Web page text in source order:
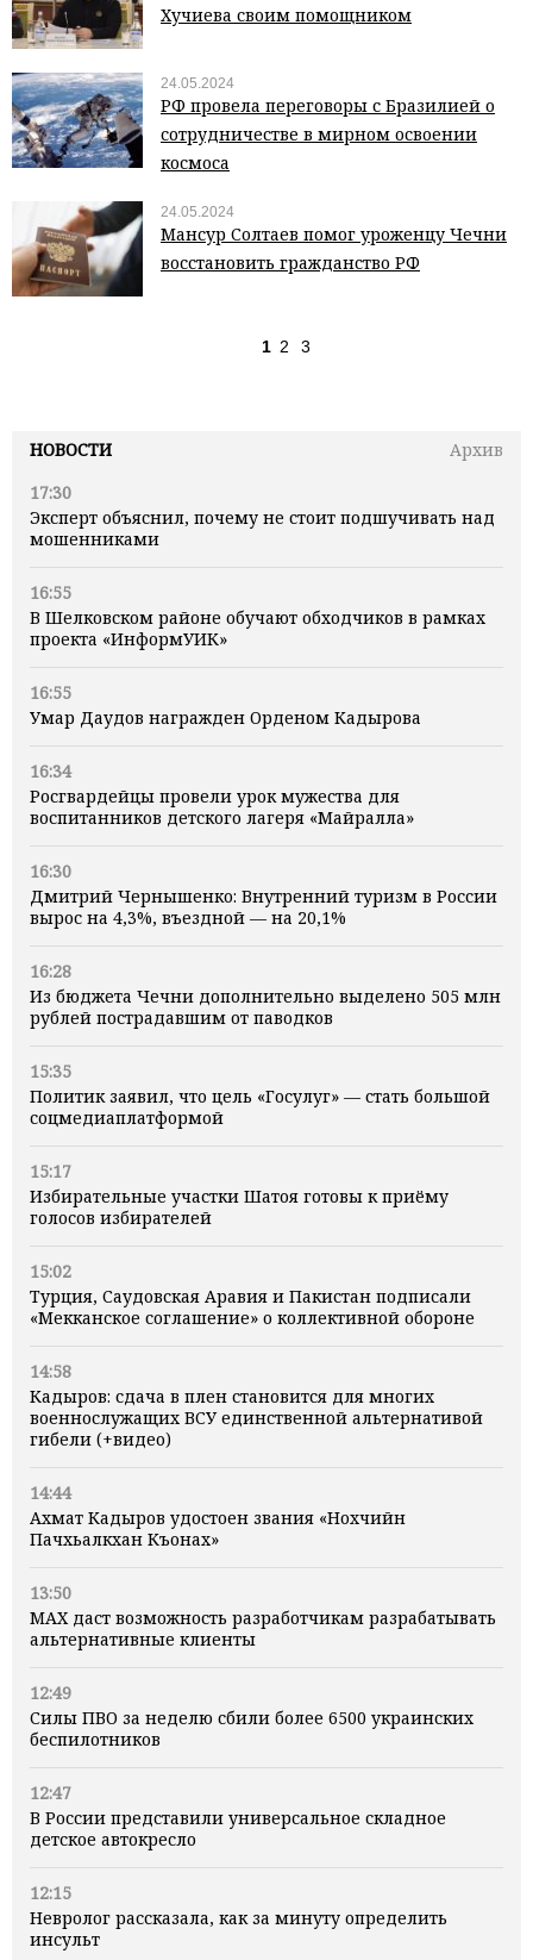
НОВОСТИ
Архив
17:30
Эксперт объяснил, почему не стоит подшучивать над
мошенниками
16:55
В Шелковском районе обучают обходчиков в рамках
проекта «ИнформУИК»
16:55
Умар Даудов награжден Орденом Кадырова
16:34
Росгвардейцы провели урок мужества для
воспитанников детского лагеря «Майралла»
16:30
Дмитрий Чернышенко: Внутренний туризм в России
вырос на 4,3%, въездной — на 20,1%
16:28
Из бюджета Чечни дополнительно выделено 505 млн
рублей пострадавшим от паводков
15:35
Политик заявил, что цель «Госулуг» — стать большой
соцмедиаплатформой
15:17
Избирательные участки Шатоя готовы к приёму
голосов избирателей
15:02
Турция, Саудовская Аравия и Пакистан подписали
«Мекканское соглашение» о коллективной обороне
14:58
Кадыров: сдача в плен становится для многих
военнослужащих ВСУ единственной альтернативой
гибели (+видео)
14:44
Ахмат Кадыров удостоен звания «Нохчийн
Пачхьалкхан Къонах»
13:50
MAX даст возможность разработчикам разрабатывать
альтернативные клиенты
12:49
Силы ПВО за неделю сбили более 6500 украинских
беспилотников
12:47
В России представили универсальное складное
детское автокресло
12:15
Невролог рассказала, как за минуту определить
инсульт
Хучиева своим помощником
24.05.2024
РФ провела переговоры с Бразилией о
сотрудничестве в мирном освоении
космоса
24.05.2024
Мансур Солтаев помог уроженцу Чечни
восстановить гражданство РФ
1 2 3